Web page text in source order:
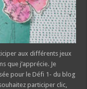
aux différents jeux
que j’apprécie. Je
pour le Défi 1- du blog
participer clic,